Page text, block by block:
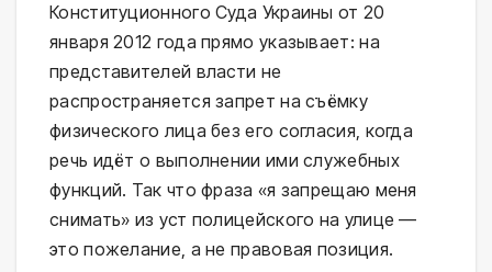
Конституционного Суда Украины от 20
января 2012 года прямо указывает: на
представителей власти не
распространяется запрет на съёмку
физического лица без его согласия, когда
речь идёт о выполнении ими служебных
функций. Так что фраза «я запрещаю меня
снимать» из уст полицейского на улице —
это пожелание, а не правовая позиция.